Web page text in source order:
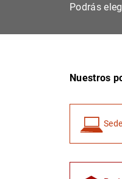
Podrás
Nuestros